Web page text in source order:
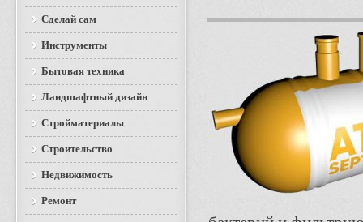
Сделай сам
Инструменты
Бытовая техника
Ландшафтный дизайн
Стройматериалы
Строительство
Недвижимость
Ремонт